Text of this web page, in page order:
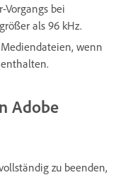
Vorgangs bei
als 96 kHz.
wenn
Adobe
zu beenden,